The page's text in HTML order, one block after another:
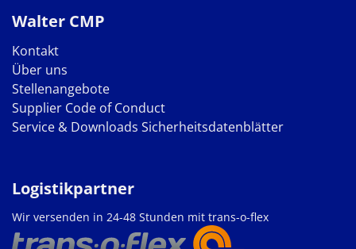
Walter CMP
Kontakt
Über uns
Stellenangebote
Supplier Code of Conduct
Service & Downloads Sicherheitsdatenblätter
Logistikpartner
Wir versenden in 24-48 Stunden mit trans-o-flex